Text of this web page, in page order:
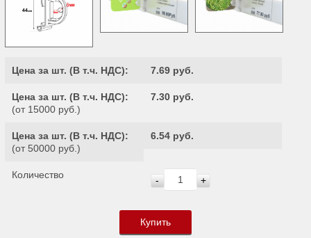
Цена за шт. (В т.ч. НДС): 7.69 руб.
Цена за шт. (В т.ч. НДС):
(от 15000 руб.)
7.30 руб.
Цена за шт. (В т.ч. НДС):
(от 50000 руб.)
6.54 руб.
Количество - +
Купить